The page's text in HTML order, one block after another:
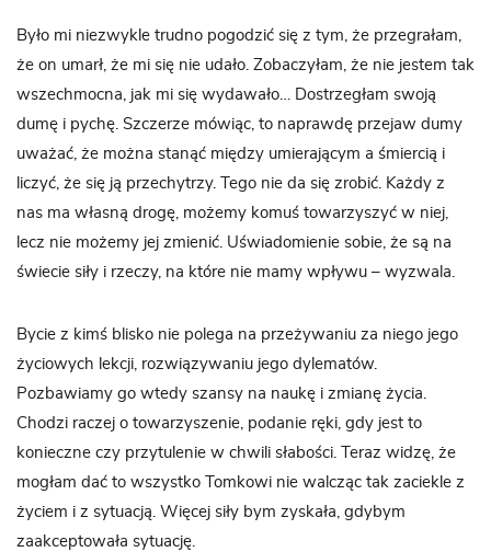
Było mi niezwykle trudno pogodzić się z tym, że przegrałam,
że on umarł, że mi się nie udało. Zobaczyłam, że nie jestem tak
wszechmocna, jak mi się wydawało… Dostrzegłam swoją
dumę i pychę. Szczerze mówiąc, to naprawdę przejaw dumy
uważać, że można stanąć między umierającym a śmiercią i
liczyć, że się ją przechytrzy. Tego nie da się zrobić. Każdy z
nas ma własną drogę, możemy komuś towarzyszyć w niej,
lecz nie możemy jej zmienić. Uświadomienie sobie, że są na
świecie siły i rzeczy, na które nie mamy wpływu – wyzwala.
Bycie z kimś blisko nie polega na przeżywaniu za niego jego
życiowych lekcji, rozwiązywaniu jego dylematów.
Pozbawiamy go wtedy szansy na naukę i zmianę życia.
Chodzi raczej o towarzyszenie, podanie ręki, gdy jest to
konieczne czy przytulenie w chwili słabości. Teraz widzę, że
mogłam dać to wszystko Tomkowi nie walcząc tak zaciekle z
życiem i z sytuacją. Więcej siły bym zyskała, gdybym
zaakceptowała sytuację.